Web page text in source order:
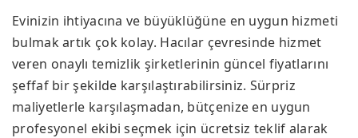
Evinizin ihtiyacına ve büyüklüğüne en uygun hizmeti
bulmak artık çok kolay. Hacılar çevresinde hizmet
veren onaylı temizlik şirketlerinin güncel fiyatlarını
şeffaf bir şekilde karşılaştırabilirsiniz. Sürpriz
maliyetlerle karşılaşmadan, bütçenize en uygun
profesyonel ekibi seçmek için ücretsiz teklif alarak